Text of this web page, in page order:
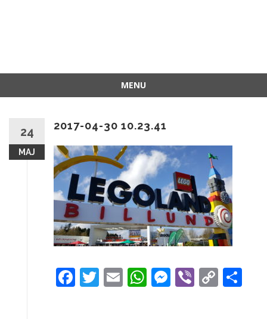
MENU
24
MAJ
2017-04-30 10.23.41
Facebook
Twitter
EmailWhatsApp
Messenger
Viber
Copy